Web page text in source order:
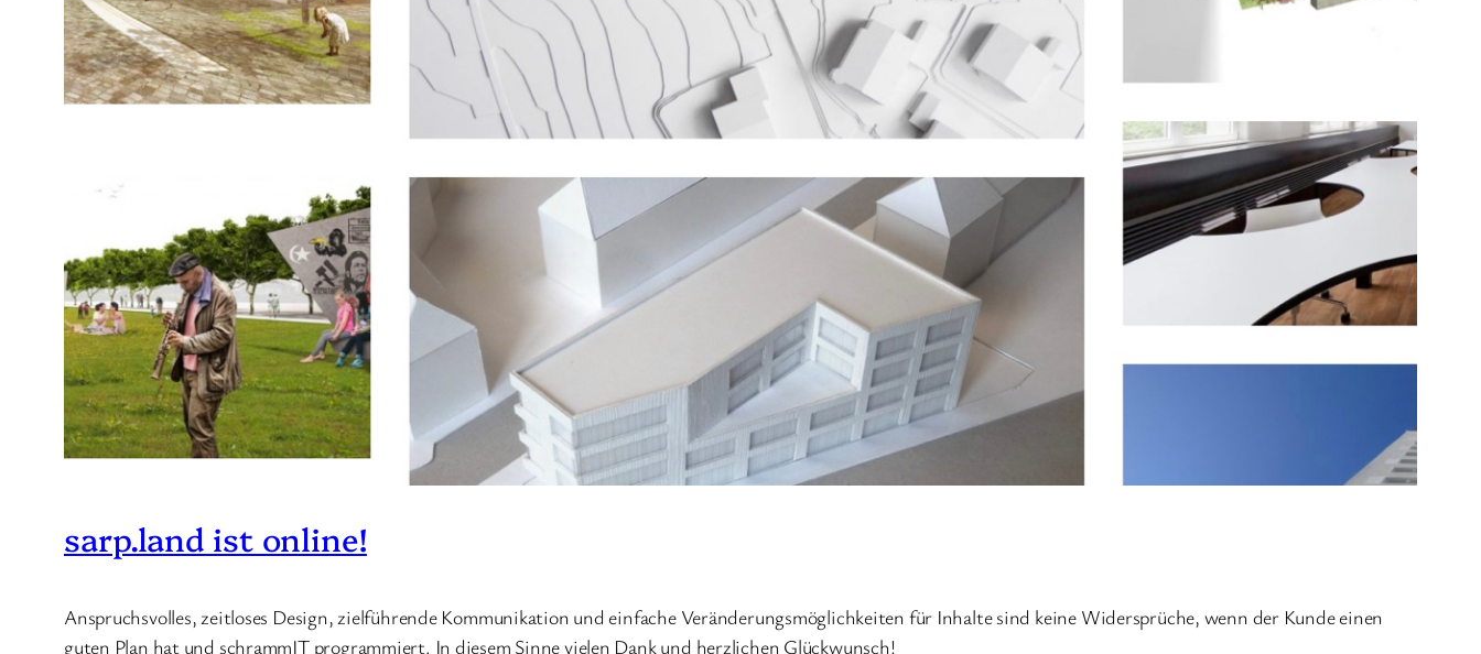
sarp.land ist online!
Anspruchsvolles, zeitloses Design, zielführende Kommunikation und einfache Veränderungsmöglichkeiten für Inhalte sind keine Widersprüche, wenn der Kunde einen
guten Plan hat und schrammIT programmiert. In diesem Sinne vielen Dank und herzlichen Glückwunsch!